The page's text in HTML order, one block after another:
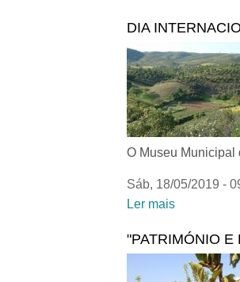
DIA
O Museu Municipal
Sáb, 18/05/2019 -
Ler mais
"PATRIMÓNIO E